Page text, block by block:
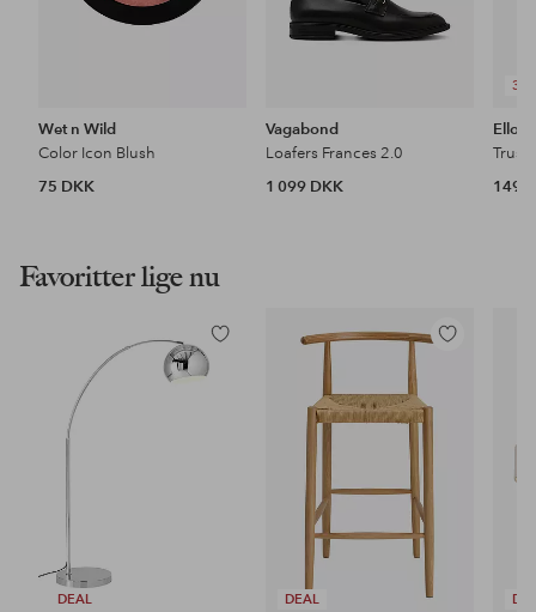
Wet n Wild
Color Icon Blush
75 DKK
Vagabond
Loafers Frances 2.0
1 099 DKK
3
Ellos
149
Favoritter lige nu
DEAL
Tilføj
til
DEAL
Tilføj